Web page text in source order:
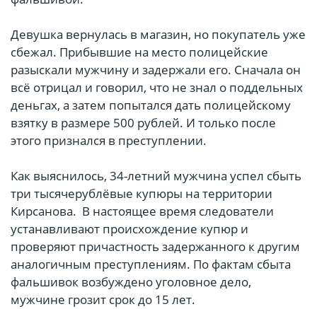
Девушка вернулась в магазин, но покупатель уже
сбежал. Прибывшие на место полицейские
разыскали мужчину и задержали его. Сначала он
всё отрицал и говорил, что не знал о поддельных
деньгах, а затем попытался дать полицейскому
взятку в размере 500 рублей. И только после
этого признался в преступлении.
Как выяснилось, 34-летний мужчина успел сбыть
три тысячерублёвые купюры на территории
Кирсанова. В настоящее время следователи
устанавливают происхождение купюр и
проверяют причастность задержанного к другим
аналогичным преступлениям. По фактам сбыта
фальшивок возбуждено уголовное дело,
мужчине грозит срок до 15 лет.